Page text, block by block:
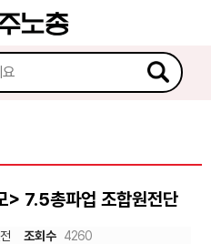
> 7.5총파업 조합원전단
조회수 4260
치북5
케치북5